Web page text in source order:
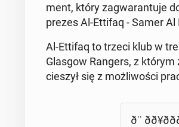
ment, który za­gwa­ran­tu­je
prezes Al-Ettifaq - Samer Al
Al-Ettifaq to trzeci klub w
Glasgow Rangers, z
cieszył się z moż­li­wo­ści
ð¨